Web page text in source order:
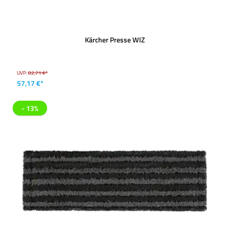
Kärcher Presse WIZ
UVP:82,71 €*
57,17 €*
- 13%